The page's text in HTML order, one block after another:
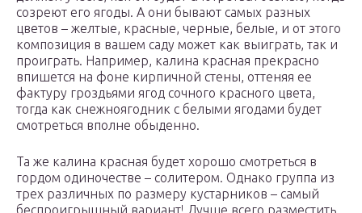
созреют его ягоды. А они бывают самых разных
цветов – желтые, красные, черные, белые, и от этого
композиция в вашем саду может как выиграть, так и
проиграть. Например, калина красная прекрасно
впишется на фоне кирпичной стены, оттеняя ее
фактуру гроздьями ягод сочного красного цвета,
тогда как снежноягодник с белыми ягодами будет
смотреться вполне обыденно.
Та же калина красная будет хорошо смотреться в
гордом одиночестве – солитером. Однако группа из
трех различных по размеру кустарников – самый
беспроигрышный вариант! Лучше всего разместить